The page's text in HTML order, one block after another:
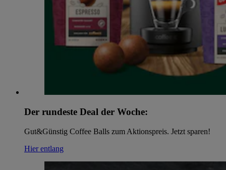
Der rundeste Deal der Woche:
Gut&Günstig Coffee Balls zum Aktionspreis. Jetzt sparen!
Hier entlang